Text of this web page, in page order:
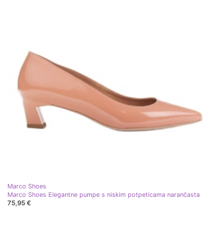
Marco Shoes
Marco Shoes Elegantne pumpe s niskim potpeticama narančasta
75,95 €